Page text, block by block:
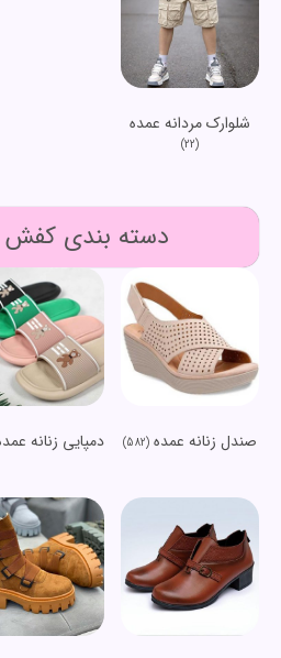
شلوارک مردانه عمده
(22)
دسته بندی کفش
صندل زنانه عمده (582) دمپایی زنانه